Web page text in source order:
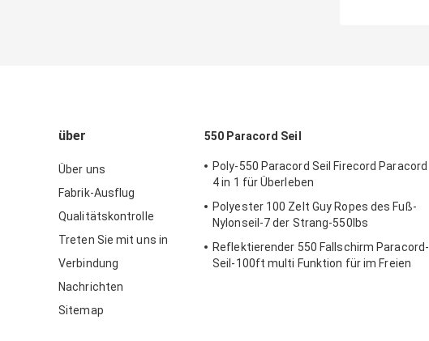
über
Über uns
Fabrik-Ausflug
Qualitätskontrolle
Treten Sie mit uns in
Verbindung
Nachrichten
Sitemap
550 Paracord Seil
Poly-550 Paracord Seil Firecord Paracord
4 in 1 für Überleben
Polyester 100 Zelt Guy Ropes des Fuß-
Nylonseil-7 der Strang-550lbs
Reflektierender 550 Fallschirm Paracord-
Seil-100ft multi Funktion für im Freien